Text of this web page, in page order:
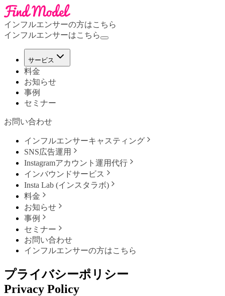
インフルエンサーの方はこちら
インフルエンサーはこちら
サービス
料金
お知らせ
事例
セミナー
お問い合わせ
インフルエンサーキャスティング
SNS広告運用
Instagramアカウント運用代行
インバウンドサービス
Insta Lab (インスタラボ)
料金
お知らせ
事例
セミナー
お問い合わせ
インフルエンサーの方はこちら
プライバシーポリシー
Privacy Policy